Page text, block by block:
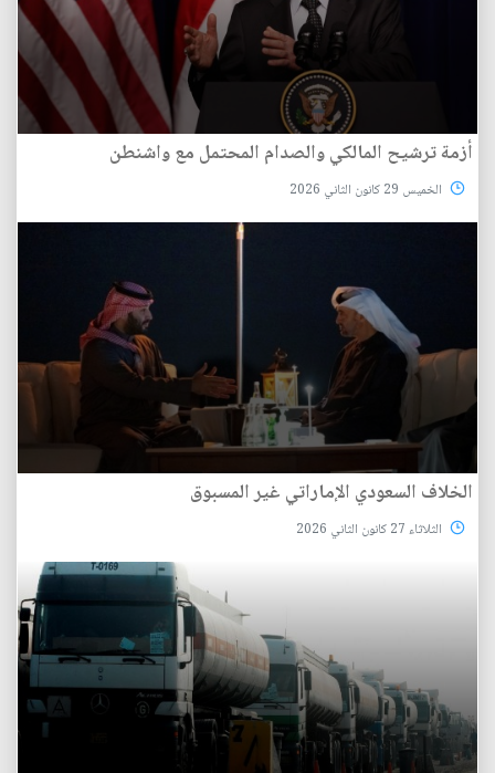
أزمة ترشيح المالكي والصدام المحتمل مع واشنطن
الخميس 29 كانون الثاني 2026
الخلاف السعودي الإماراتي غير المسبوق
الثلاثاء 27 كانون الثاني 2026